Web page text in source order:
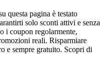
questa pagina è testato
solo sconti attivi e senza
i coupon regolarmente,
reali. Risparmiare
e sempre gratuito. Scopri di